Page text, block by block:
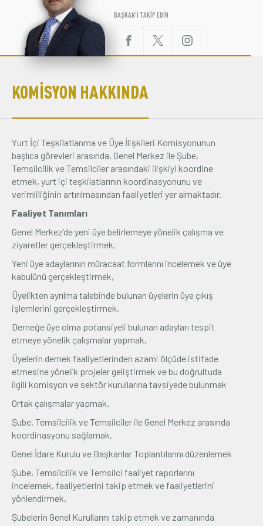
Üyelik
E-İşlemler
İletişim Hakkımızda
BAŞKAN'I TAKİP EDİN
KOMİSYON HAKKINDA
Yurt İçi Teşkilatlanma ve Üye İlişkileri Komisyonunun
başlıca görevleri arasında, Genel Merkez ile Şube,
Temsilcilik ve Temsilciler arasındaki ilişkiyi koordine
etmek, yurt içi teşkilatlarının koordinasyonunu ve
verimliliğinin artırılmasından faaliyetleri yer almaktadır.
Faaliyet Tanımları
Genel Merkez’de yeni üye belirlemeye yönelik çalışma ve
ziyaretler gerçekleştirmek,
Yeni üye adaylarının müracaat formlarını incelemek ve üye
kabulünü gerçekleştirmek,
Üyelikten ayrılma talebinde bulunan üyelerin üye çıkış
işlemlerini gerçekleştirmek,
Derneğe üye olma potansiyeli bulunan adayları tespit
etmeye yönelik çalışmalar yapmak,
Üyelerin dernek faaliyetlerinden azami ölçüde istifade
etmesine yönelik projeler geliştirmek ve bu doğrultuda
ilgili komisyon ve sektör kurullarına tavsiyede bulunmak
Ortak çalışmalar yapmak,
Şube, Temsilcilik ve Temsilciler ile Genel Merkez arasında
koordinasyonu sağlamak,
Genel İdare Kurulu ve Başkanlar Toplantılarını düzenlemek
Şube, Temsilcilik ve Temsilci faaliyet raporlarını
incelemek, faaliyetlerini takip etmek ve faaliyetlerini
yönlendirmek,
Şubelerin Genel Kurullarını takip etmek ve zamanında
YUNUS KARTAL
YURT İÇİ TEŞKİLATLANMA KOMİSYONU BAŞKANI
1985 yılında Adıyaman'da doğdu.
orta ve lise eğitimini İstanbul'da açık öğretimde tamamladı.
Bununla birlikte Yeşil Camii Kur'an kursunda Hafızlığını
tamamladı.
yandan da ailesinin geçimi için baba mesleği olan tekstil
atölyesinde çalışmaya başladı.
2008 yılında ticaret hayatına Yunus Kartal adıyla kurduğu
şirketiyle devam eden Kartal, bu süreçte tekstil firmalarına
fason ütü paket işi yapmıştır.
Kartal, 2016 yılında ise Nisra Tekstil'i kurarak, yurt içi ve yurt
dışı faaliyetlerini genişletmiştir. Nisra Tekstil'de Yönetim
Kurulu Başkanlığı görevini yürüten Kartal ayrıca, ​Tumturak
Tekstil’in Yönetim Kurulu Üyesi olarak profesyonel iş hayatına
devam etmektedir.
2006 yılından bu STK çalışmalarında bulunan Kartal; bir dönem
Adıyaman ili Sincik ilçesi Sincik Gönüllüleri Derneği Yönetim
Kurulu Üyeliği ve Başkan Yardımcılığı görevlerinde
bulunmuştur. Kartal bu dernekteki Yönetim Kurulu Üyeliğini şu
anda da sürdürmektedir.